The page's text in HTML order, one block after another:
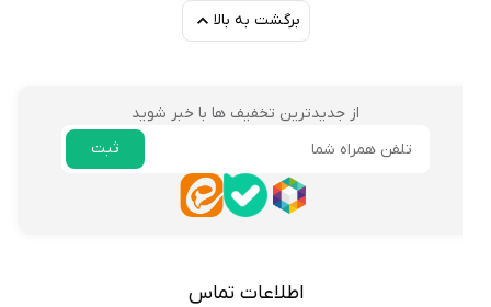
برگشت به بالا
از جدیدترین تخفیف ها با خبر شوید
اطلاعات تماس